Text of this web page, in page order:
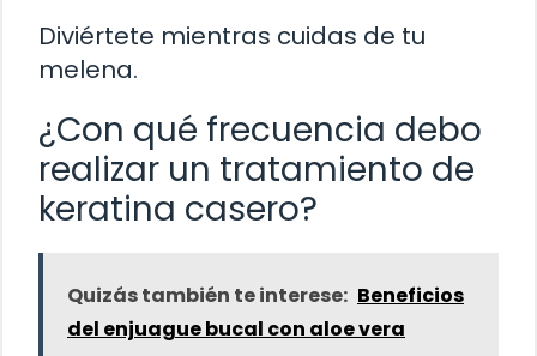
Diviértete mientras cuidas de tu
melena.
¿Con qué frecuencia debo
realizar un tratamiento de
keratina casero?
Quizás también te interese: Beneficios
del enjuague bucal con aloe vera